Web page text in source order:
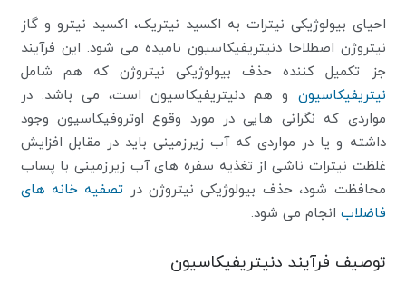
احیای بیولوژیکی نیترات به اکسید نیتریک، اکسید نیترو و گاز
نیتروژن اصطلاحا دنیتریفیکاسیون نامیده می شود. این فرآیند
جز تکمیل کننده حذف بیولوژیکی نیتروژن که هم شامل
نیتریفیکاسیون و هم دنیتریفیکاسیون است، می باشد. در
مواردی که نگرانی هایی در مورد وقوع اوتروفیکاسیون وجود
داشته و یا در مواردی که آب زیرزمینی باید در مقابل افزایش
غلظت نیترات ناشی از تغذیه سفره های آب زیرزمینی با پساب
محافظت شود، حذف بیولوژیکی نیتروژن در تصفیه خانه های
فاضلاب انجام می شود.
توصیف فرآیند دنیتریفیکاسیون